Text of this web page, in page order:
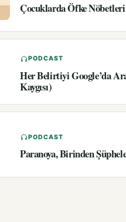
Çocuklarda Öfke
PODCAST
Her Belirtiyi Google’da
Kaygısı)
PODCAST
Paranoya, Birinden